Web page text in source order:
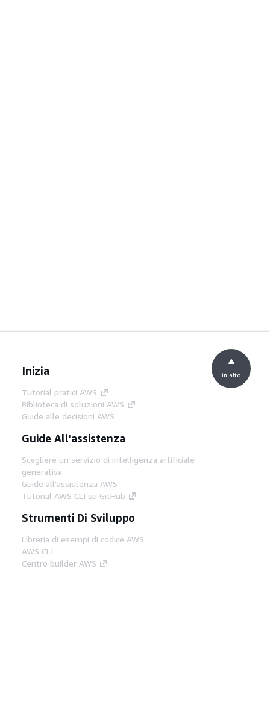
Inizia
Tutorial pratici AWS
Biblioteca di soluzioni AWS
Guide alle decisioni AWS
Guide All'assistenza
Scegliere un servizio di intelligenza artificiale
generativa
Guide all'assistenza AWS
Tutorial AWS CLI su GitHub
Strumenti Di Sviluppo
Libreria di esempi di codice AWS
AWS CLI
Centro builder AWS
in alto